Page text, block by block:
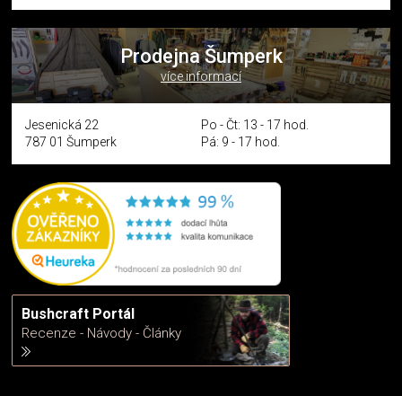
Prodejna Šumperk
více informací
Jesenická 22
787 01 Šumperk
Po - Čt: 13 - 17 hod.
Pá: 9 - 17 hod.
Bushcraft Portál
Recenze - Návody - Články